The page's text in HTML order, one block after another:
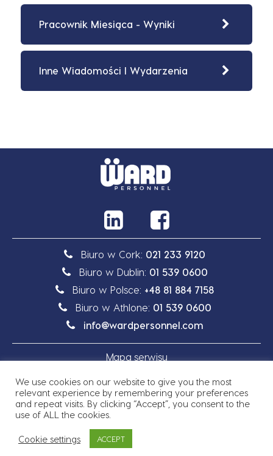
Pracownik Miesiąca - Wyniki
Inne Wiadomości I Wydarzenia
Biuro w Cork: 021 233 9120
Biuro w Dublin: 01 539 0600
Biuro w Polsce: +48 81 884 7158
Biuro w Athlone: 01 539 0600
info@wardpersonnel.com
Mapa serwisu
Polityka prywatności
Prawo autorskie © 2026 Ward Personnel
We use cookies on our website to give you the most
relevant experience by remembering your preferences
and repeat visits. By clicking “Accept”, you consent to the
use of ALL the cookies.
Cookie settings ACCEPT